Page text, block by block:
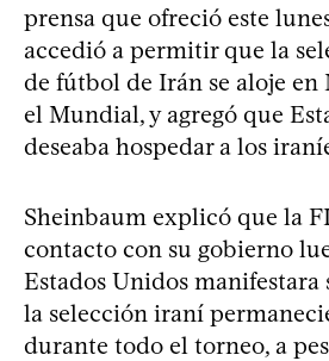
prensa que ofreció este
accedió a permitir que la
de fútbol de Irán se aloje
el Mundial, y agregó que
deseaba hospedar a los
Sheinbaum explicó que la
contacto con su gobierno
Estados Unidos manifestara
la selección iraní
durante todo el torneo, a